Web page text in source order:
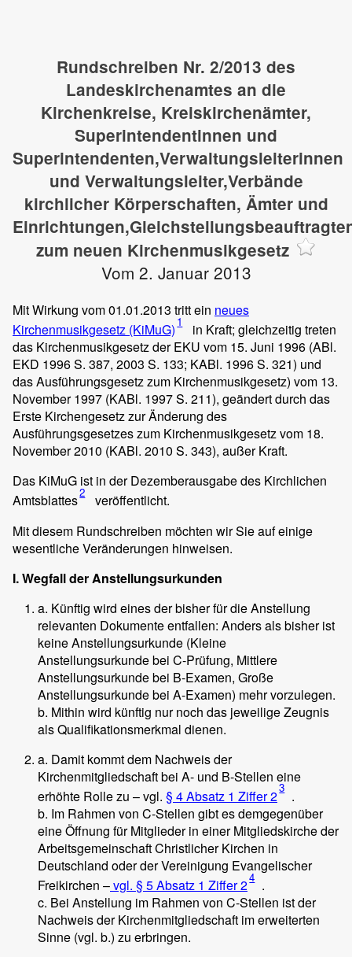
Rundschreiben Nr. 2/2013 des
Landeskirchenamtes an die
Kirchenkreise, Kreiskirchenämter,
Superintendentinnen und
Superintendenten,Verwaltungsleiterinnen
und Verwaltungsleiter,Verbände
kirchlicher Körperschaften, Ämter und
zum neuen Kirchenmusikgesetz
Vom 2. Januar 2013
Mit Wirkung vom 01.01.2013 tritt ein neues
Kirchenmusikgesetz (KiMuG) 1
in Kraft; gleichzeitig treten
das Kirchenmusikgesetz der EKU vom 15. Juni 1996 (ABl.
EKD 1996 S. 387, 2003 S. 133; KABl. 1996 S. 321) und
das Ausführungsgesetz zum Kirchenmusikgesetz) vom 13.
November 1997 (KABl. 1997 S. 211), geändert durch das
Erste Kirchengesetz zur Änderung des
Ausführungsgesetzes zum Kirchenmusikgesetz vom 18.
November 2010 (KABl. 2010 S. 343), außer Kraft.
Das KiMuG ist in der Dezemberausgabe des Kirchlichen
Amtsblattes2
veröffentlicht.
Mit diesem Rundschreiben möchten wir Sie auf einige
wesentliche Veränderungen hinweisen.
I. Wegfall der Anstellungsurkunden
a. Künftig wird eines der bisher für die Anstellung
relevanten Dokumente entfallen: Anders als bisher ist
keine Anstellungsurkunde (Kleine
Anstellungsurkunde bei C-Prüfung, Mittlere
Anstellungsurkunde bei B-Examen, Große
Anstellungsurkunde bei A-Examen) mehr vorzulegen.
b. Mithin wird künftig nur noch das jeweilige Zeugnis
als Qualifikationsmerkmal dienen.
a. Damit kommt dem Nachweis der
Kirchenmitgliedschaft bei A- und B-Stellen eine
erhöhte Rolle zu – vgl. § 4 Absatz 1 Ziffer 23 .
b. Im Rahmen von C-Stellen gibt es demgegenüber
eine Öffnung für Mitglieder in einer Mitgliedskirche der
Arbeitsgemeinschaft Christlicher Kirchen in
Deutschland oder der Vereinigung Evangelischer
Freikirchen –vgl. § 5 Absatz 1 Ziffer 24 .
c. Bei Anstellung im Rahmen von C-Stellen ist der
Nachweis der Kirchenmitgliedschaft im erweiterten
Sinne (vgl. b.) zu erbringen.